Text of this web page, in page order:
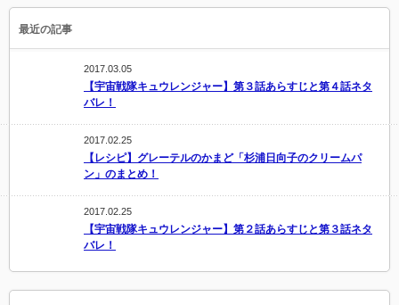
最近の記事
2017.03.05
【宇宙戦隊キュウレンジャー】第３話あらすじと第４話ネタ
バレ！
2017.02.25
【レシピ】グレーテルのかまど「杉浦日向子のクリームパ
ン」のまとめ！
2017.02.25
【宇宙戦隊キュウレンジャー】第２話あらすじと第３話ネタ
バレ！